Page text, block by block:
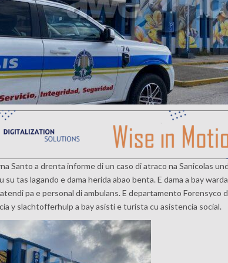
Santo a drenta informe di un caso di atraco na Sanicolas
su tas lagando e dama herida abao benta. E dama a bay
pa e personal di ambulans. E departamento Forensyco
y slachtofferhulp a bay asisti e turista cu asistencia social.